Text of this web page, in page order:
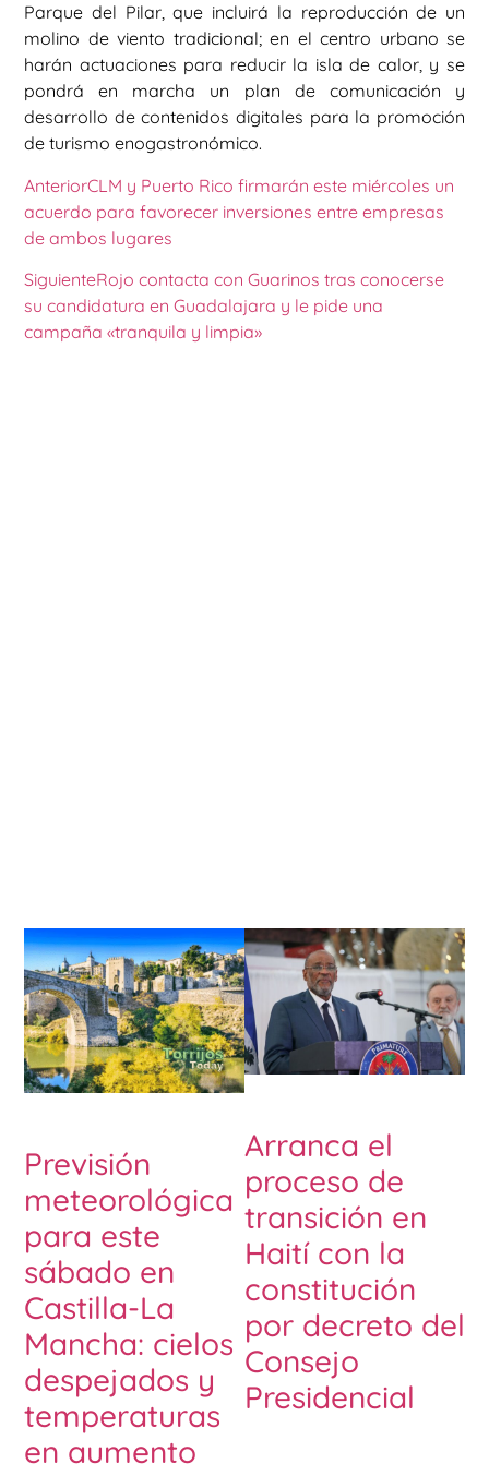
Parque del Pilar, que incluirá la reproducción de un
molino de viento tradicional; en el centro urbano se
harán actuaciones para reducir la isla de calor, y se
pondrá en marcha un plan de comunicación y
desarrollo de contenidos digitales para la promoción
de turismo enogastronómico.
AnteriorCLM y Puerto Rico firmarán este miércoles un
acuerdo para favorecer inversiones entre empresas
de ambos lugares
SiguienteRojo contacta con Guarinos tras conocerse
su candidatura en Guadalajara y le pide una
campaña «tranquila y limpia»
Previsión
meteorológica
para este
sábado en
Castilla-La
Mancha: cielos
despejados y
temperaturas
en aumento
Arranca el
proceso de
transición en
Haití con la
constitución
por decreto del
Consejo
Presidencial